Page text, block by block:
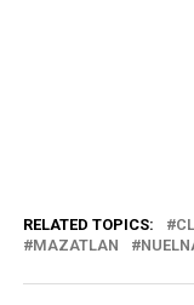
RELATED TOPICS:
MAZATLAN